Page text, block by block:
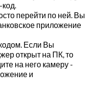
перейти по ней. Вы
приложение
Если Вы
открыт на ПК, то
на него камеру -
и